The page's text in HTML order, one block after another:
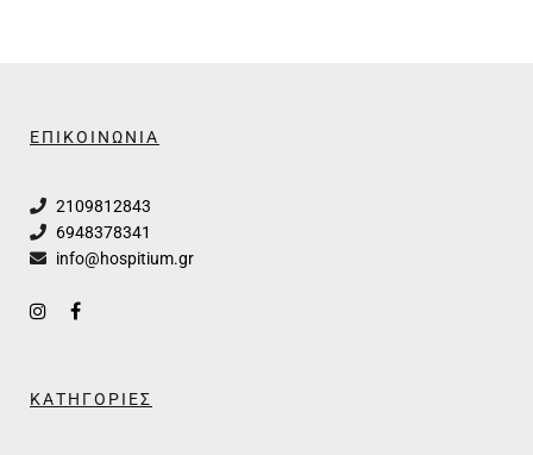
ΕΠΙΚΟΙΝΩΝΙΑ
2109812843
6948378341
info@hospitium.gr
ΚΑΤΗΓΟΡΙΕΣ